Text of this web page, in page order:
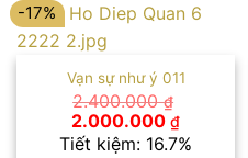
-17%
Vạn sự như ý 011
2.400.000₫
Giá
gốc
2.000.000 ₫Giá
hiện
Tiết kiệm: 16.7%